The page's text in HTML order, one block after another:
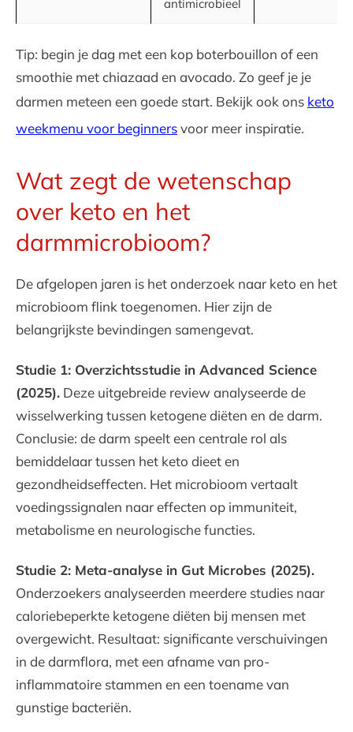
antimicrobieel
Tip: begin je dag met een kop boterbouillon of een
smoothie met chiazaad en avocado. Zo geef je je
darmen meteen een goede start. Bekijk ook ons keto
weekmenu voor beginnersvoor meer inspiratie.
Wat zegt de wetenschap
over keto en het
darmmicrobioom?
De afgelopen jaren is het onderzoek naar keto en het
microbioom flink toegenomen. Hier zijn de
belangrijkste bevindingen samengevat.
Studie 1: Overzichtsstudie in Advanced Science
(2025). Deze uitgebreide review analyseerde de
wisselwerking tussen ketogene diëten en de darm.
Conclusie: de darm speelt een centrale rol als
bemiddelaar tussen het keto dieet en
gezondheidseffecten. Het microbioom vertaalt
voedingssignalen naar effecten op immuniteit,
metabolisme en neurologische functies.
Studie 2: Meta-analyse in Gut Microbes (2025).
Onderzoekers analyseerden meerdere studies naar
caloriebeperkte ketogene diëten bij mensen met
overgewicht. Resultaat: significante verschuivingen
in de darmflora, met een afname van pro-
inflammatoire stammen en een toename van
gunstige bacteriën.